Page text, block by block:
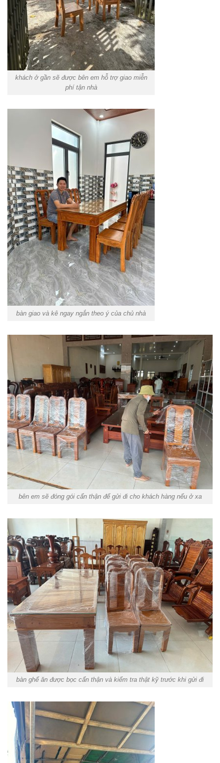
khách ở gần sẽ được bên em hỗ trợ giao miễn
phí tận nhà
bàn giao và kê ngay ngắn theo ý của chủ nhà
bên em sẽ đóng gói cẩn thận để gửi đi cho khách hàng nếu ở xa
bàn ghế ăn được bọc cẩn thận và kiểm tra thật kỹ trước khi gửi đi